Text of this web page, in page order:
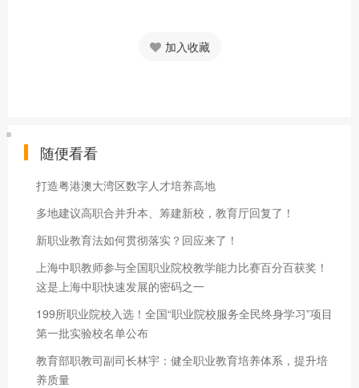
加入收藏
随便看看
打造粤港澳大湾区数字人才培养高地
多地建议高职合并升本、筹建新校，教育厅回复了！
新职业教育法如何贯彻落实？回应来了！
上海中职教师参与全国职业院校教学能力比赛百分百获奖！
这是上海中职快速发展的密码之一
199所职业院校入选！全国“职业院校服务全民终身学习”项目
第一批实验校名单公布
教育部职教司副司长林宇：健全职业教育培养体系，提升培
养质量